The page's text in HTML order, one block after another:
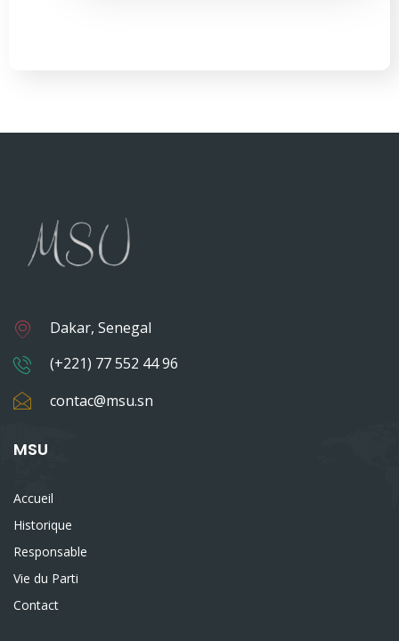
Dakar, Senegal
(+221) 77 552 44 96
contac@msu.sn
MSU
Accueil
Historique
Responsable
Vie du Parti
Contact